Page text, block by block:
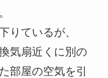
りているが、
気扇近くに別の
部屋の空気を引